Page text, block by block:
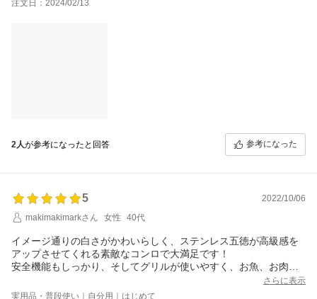
黒のが汚れないかな？とか引き締め色でいいかな？とも思いまし
でも思ったほど壁と接していないので大丈夫そうです。隙間にtow
erのシリーズを設置して色々置こうと思ってます。
注文日：2024/02/13
2人が参考になったと回答 参考になった
5
2022/10/06
makimakimarkさん
女性 40代
イメージ通りの白さがかわいらしく、ステンレス五徳が高級感を
アップさせてくれる素敵なコンロで大満足です！
安全機能もしっかり、そしてグリルが使いやすく、お魚、お肉、
コンロ機能の炊飯モードで炊くご飯も、火加減も自動で美味しく
さらに表示
実用品・普段使い｜自分用｜はじめて